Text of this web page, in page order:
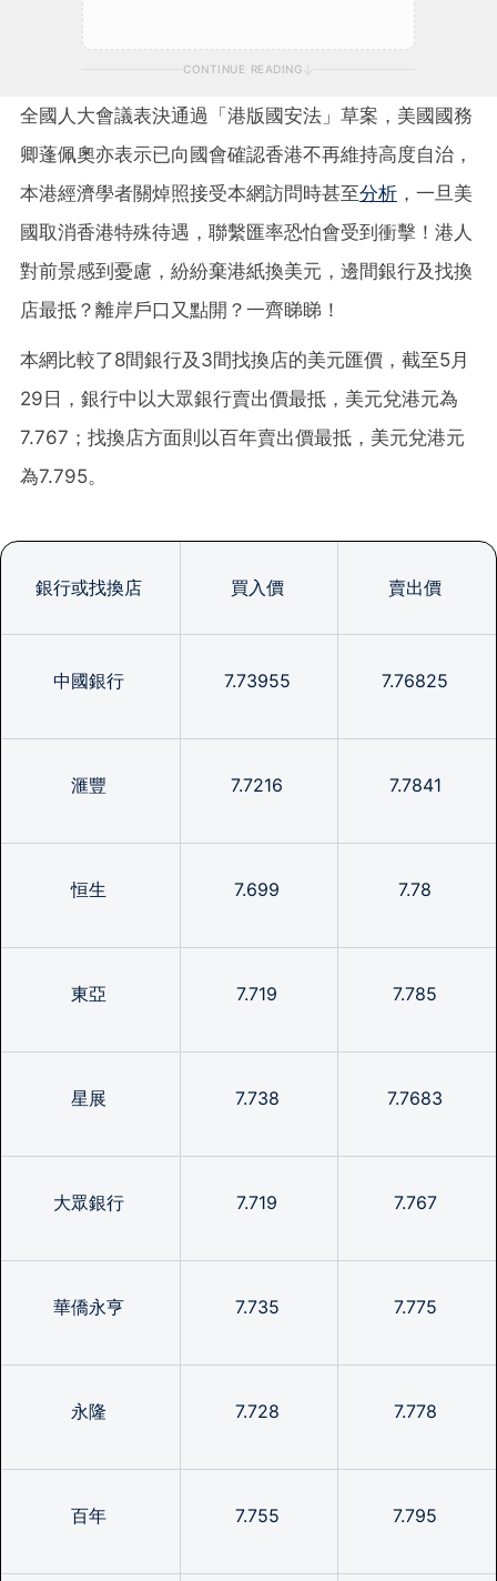
CONTINUE READING
全國人大會議表決通過「港版國安法」草案，美國國務
卿蓬佩奧亦表示已向國會確認香港不再維持高度自治，
本港經濟學者關焯照接受本網訪問時甚至分析 ，一旦美
國取消香港特殊待遇，聯繫匯率恐怕會受到衝擊！港人
對前景感到憂慮，紛紛棄港紙換美元，邊間銀行及找換
店最抵？離岸戶口又點開？一齊睇睇！
本網比較了8間銀行及3間找換店的美元匯價，截至5月
29日，銀行中以大眾銀行賣出價最抵，美元兌港元為
7.767；找換店方面則以百年賣出價最抵，美元兌港元
為7.795。
銀行或找換店 買入價 賣出價
中國銀行 7.73955 7.76825
滙豐 7.7216 7.7841
恒生 7.699 7.78
東亞 7.719 7.785
星展 7.738 7.7683
大眾銀行 7.719 7.767
華僑永亨 7.735 7.775
永隆 7.728 7.778
百年 7.755 7.795